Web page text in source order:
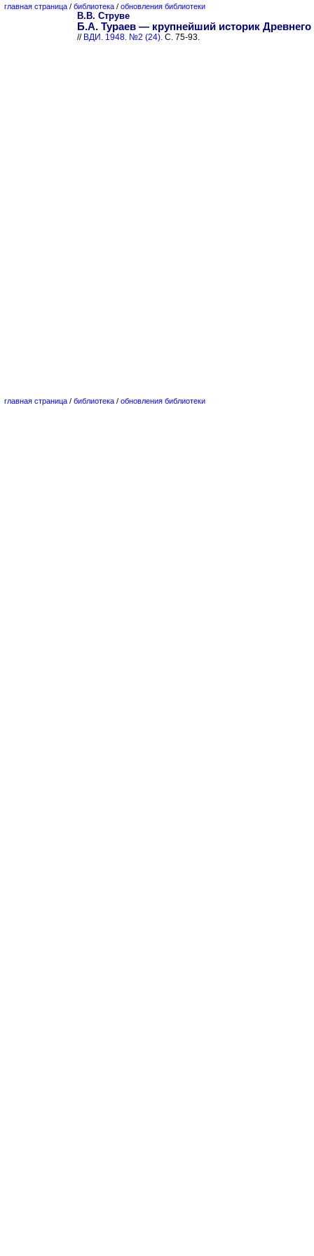
главная страница / библиотека / обновления библиотеки
В.В. Струве
Б.А. Тураев — крупнейший историк Древнего
// ВДИ. 1948. №2 (24). С. 75-93.
главная страница / библиотека / обновления библиотеки